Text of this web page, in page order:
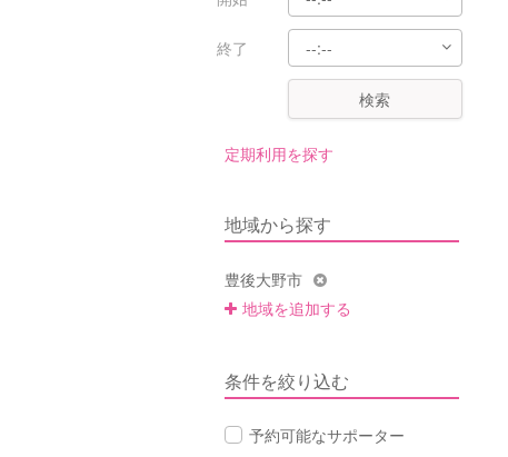
終了
検索
定期利用を探す
地域から探す
豊後大野市
地域を追加する
条件を絞り込む
予約可能なサポーター